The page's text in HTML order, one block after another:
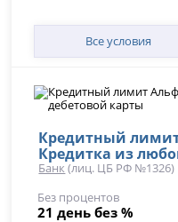
Все условия
Кредитный
Кредитка из
Банк (лиц. ЦБ РФ №1326)
Без процентов
21 день без %